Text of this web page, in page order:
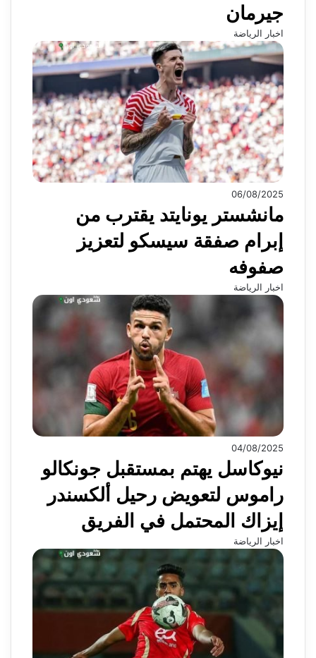
جيرمان
اخبار الرياضة
06/08/2025
مانشستر يونايتد يقترب من
إبرام صفقة سيسكو لتعزيز
صفوفه
اخبار الرياضة
04/08/2025
نيوكاسل يهتم بمستقبل جونكالو
راموس لتعويض رحيل ألكسندر
إيزاك المحتمل في الفريق
اخبار الرياضة